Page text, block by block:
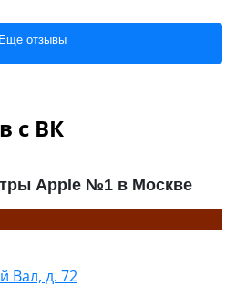
Еще отзывы
с ВК
Apple №1 в Москве
Вал, д. 72